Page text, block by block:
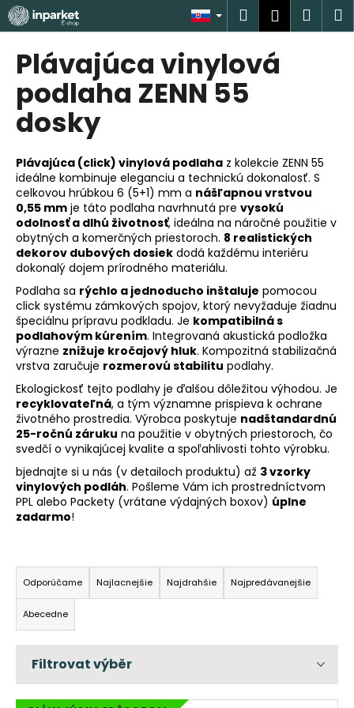
Prejsť
na
obsah
Hľadať
Plávajúca vinylová
podlaha ZENN 55
dosky
Plávajúca (click) vinylová podlaha z kolekcie ZENN 55
ideálne kombinuje eleganciu a technickú dokonalosť. S
celkovou hrúbkou 6 (5+1) mm a nášľapnou vrstvou
0,55 mm je táto podlaha navrhnutá pre vysokú
odolnosť a dlhú životnosť, ideálna na náročné použitie v
obytných a komerčných priestoroch. 8 realistických
dekorov dubových dosiek dodá každému interiéru
dokonalý dojem prírodného materiálu.
Podlaha sa rýchlo a jednoducho inštaluje pomocou
click systému zámkových spojov, ktorý nevyžaduje žiadnu
špeciálnu prípravu podkladu. Je kompatibilná s
podlahovým kúrením. Integrovaná akustická podložka
výrazne znižuje kročajový hluk. Kompozitná stabilizačná
vrstva zaručuje rozmerovú stabilitu podlahy.
Ekologickosť tejto podlahy je ďalšou dôležitou výhodou. Je
recyklovateľná, a tým významne prispieva k ochrane
životného prostredia. Výrobca poskytuje nadštandardnú
25-ročnú záruku na použitie v obytných priestoroch, čo
svedčí o vynikajúcej kvalite a spoľahlivosti tohto výrobku.
bjednajte si u nás (v detailoch produktu) až 3 vzorky
vinylových podláh. Pošleme Vám ich prostredníctvom
PPL alebo Packety (vrátane výdajných boxov) úplne
zadarmo!
R
a
d
e
n
e
Odporúčame Najlacnejšie Najdrahšie Najpredávanejšie
Abecedne
K
o
Č
o
p
t
r
e
b
u
j
e
t
e
n
á
j
s
ť
?
O
d
p